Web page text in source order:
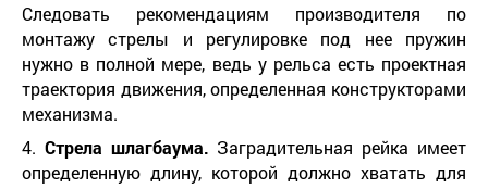
Следовать рекомендациям производителя по
монтажу стрелы и регулировке под нее пружин
нужно в полной мере, ведь у рельса есть проектная
траектория движения, определенная конструкторами
механизма.
4. Стрела шлагбаума. Заградительная рейка имеет
определенную длину, которой должно хватать для